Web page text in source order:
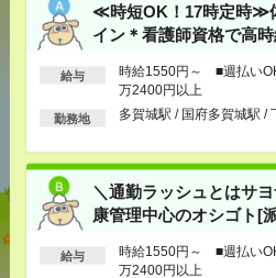
≪時短OK！17時定時≫
イン＊看護師資格で高
給与
時給1550円～ ■週払い
万2400円以上
勤務地 多賀城駅 / 国府多賀城駅 /
＼通勤ラッシュとはサ
康管理中心のオシゴト[
給与
時給1550円～ ■週払い
万2400円以上
シェア ツイート
あなたの閲覧履歴か
≪時短OK！17時定時≫体温・
護師資格で高時給1550円！[派